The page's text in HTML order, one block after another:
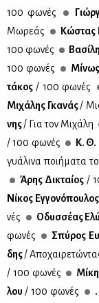
100 φω­νές
Μω­ρε­άς
Κώ­στας
100 φω­νές
100 φω­νές
τά­κος / 100 φω­νές
Μι­χά­λης Γκα­νάς/
νης/ Για τον Μι­χά­λη
/ 100 φω­νές
Κ.
γυά­λι­να ποι­ή­μα­τα
Άρης Δι­κταί­ος /
Νί­κος Εγ­γο­νό­που­λος
νές
Οδυσ­σέ­ας
φω­νές
Σπύ­ρος
δης/
/ 100 φω­νές
λου / 100 φω­νές